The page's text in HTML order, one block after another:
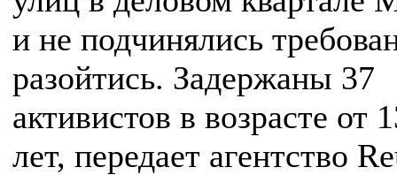
и не подчинялись
разойтись. Задержаны 37
активистов в возрасте от
лет, передает агентство